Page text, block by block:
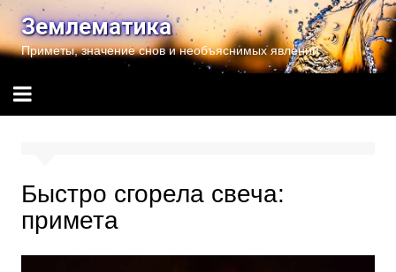
Перейти
содержимому
Землематика
Приметы, значение снов и необъяснимых явлений
Быстро сгорела свеча:
примета